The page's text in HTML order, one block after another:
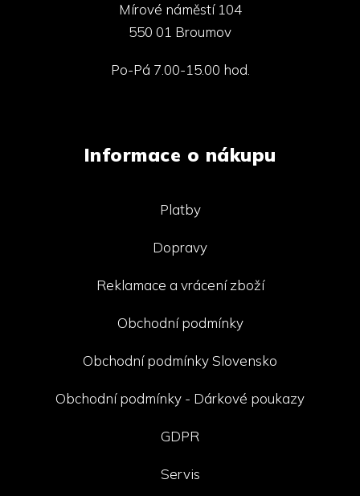
Mírové náměstí 104
550 01 Broumov
Po-Pá 7.00-15.00 hod.
Informace o nákupu
Platby
Dopravy
Reklamace a vrácení zboží
Obchodní podmínky
Obchodní podmínky Slovensko
Obchodní podmínky - Dárkové poukazy
GDPR
Servis